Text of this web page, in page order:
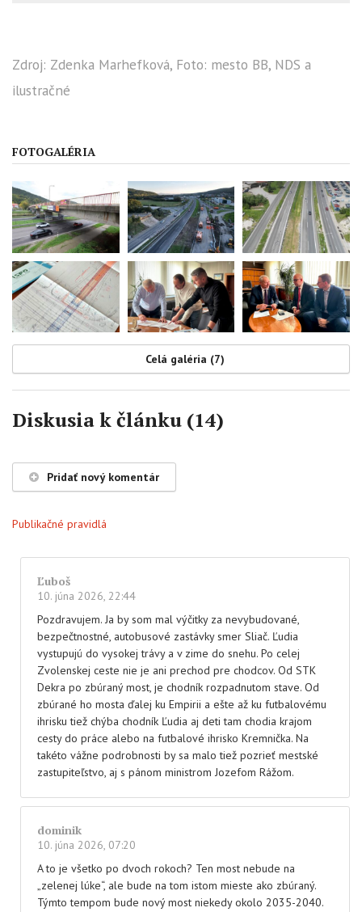
Zdroj: Zdenka Marhefková, Foto: mesto BB, NDS a
ilustračné
FOTOGALÉRIA
Celá galéria (7)
Diskusia k článku (14)
Pridať nový komentár
Publikačné pravidlá
Ľuboš
10. júna 2026, 22:44
Pozdravujem. Ja by som mal výčitky za nevybudované,
bezpečtnostné, autobusové zastávky smer Sliač. Ľudia
vystupujú do vysokej trávy a v zime do snehu. Po celej
Zvolenskej ceste nie je ani prechod pre chodcov. Od STK
Dekra po zbúraný most, je chodník rozpadnutom stave. Od
zbúrané ho mosta ďalej ku Empirii a ešte až ku futbalovému
ihrisku tiež chýba chodník Ľudia aj deti tam chodia krajom
cesty do práce alebo na futbalové ihrisko Kremnička. Na
takéto vážne podrobnosti by sa malo tiež pozrieť mestské
zastupiteľstvo, aj s pánom ministrom Jozefom Rážom.
dominik
10. júna 2026, 07:20
A to je všetko po dvoch rokoch? Ten most nebude na
„zelenej lúke“, ale bude na tom istom mieste ako zbúraný.
Týmto tempom bude nový most niekedy okolo 2035-2040.